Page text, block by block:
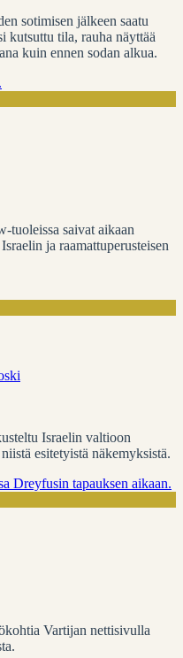
sotimisen jälkeen saatu
kutsuttu tila, rauha näyttää
kuin ennen sodan alkua.
tuoleissa saivat aikaan
ja raamattuperusteisen
Israelin valtioon
esitetyistä näkemyksistä.
Vartijan nettisivulla